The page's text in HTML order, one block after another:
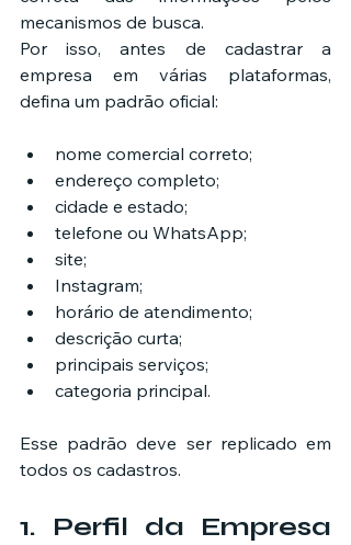
mecanismos de busca.
Por isso, antes de cadastrar a
empresa em várias plataformas,
defina um padrão oficial:
nome comercial correto;
endereço completo;
cidade e estado;
telefone ou WhatsApp;
site;
Instagram;
horário de atendimento;
descrição curta;
principais serviços;
categoria principal.
Esse padrão deve ser replicado em
todos os cadastros.
1. Perfil da Empresa